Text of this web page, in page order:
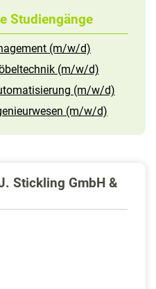
Studiengänge
(m/w/d)
(m/w/d)
(m/w/d)
(m/w/d)
Stickling GmbH &